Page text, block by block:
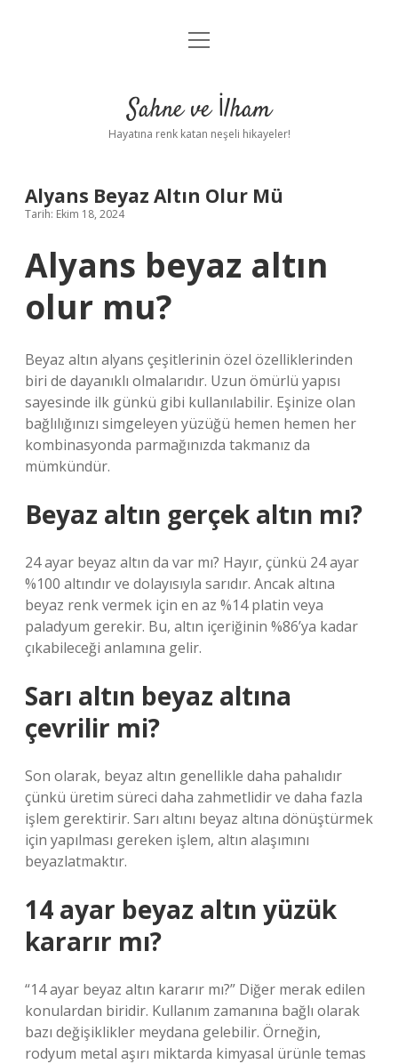
Anasayfa
Yasal Uyarı
menüyü
Sahne ve İlham
Hayatına renk katan neşeli hikayeler!
Alyans Beyaz Altın Olur Mü
Tarih: Ekim 18, 2024
Alyans beyaz altın
olur mu?
Beyaz altın alyans çeşitlerinin özel özelliklerinden
biri de dayanıklı olmalarıdır. Uzun ömürlü yapısı
sayesinde ilk günkü gibi kullanılabilir. Eşinize olan
bağlılığınızı simgeleyen yüzüğü hemen hemen her
kombinasyonda parmağınızda takmanız da
mümkündür.
Beyaz altın gerçek altın mı?
24 ayar beyaz altın da var mı? Hayır, çünkü 24 ayar
%100 altındır ve dolayısıyla sarıdır. Ancak altına
beyaz renk vermek için en az %14 platin veya
paladyum gerekir. Bu, altın içeriğinin %86’ya kadar
çıkabileceği anlamına gelir.
Sarı altın beyaz altına
çevrilir mi?
Son olarak, beyaz altın genellikle daha pahalıdır
çünkü üretim süreci daha zahmetlidir ve daha fazla
işlem gerektirir. Sarı altını beyaz altına dönüştürmek
için yapılması gereken işlem, altın alaşımını
beyazlatmaktır.
14 ayar beyaz altın yüzük
kararır mı?
“14 ayar beyaz altın kararır mı?” Diğer merak edilen
konulardan biridir. Kullanım zamanına bağlı olarak
bazı değişiklikler meydana gelebilir. Örneğin,
rodyum metal aşırı miktarda kimyasal ürünle temas